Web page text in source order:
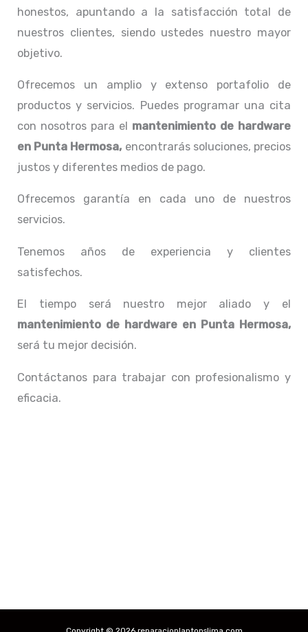
honestos, apuntando a la satisfacción total de
nuestros clientes, siendo ustedes nuestro mayor
objetivo.
Ofrecemos un amplio y extenso portafolio de
productos y servicios. Puedes programar una cita
con nosotros para el mantenimiento de hardware
en Punta Hermosa, encontrarás soluciones, precios
justos y diferentes medios de pago.
Ofrecemos garantía en cada uno de nuestros
servicios.
Tenemos años de experiencia y clientes
satisfechos.
El tiempo será nuestro mejor aliado y el
mantenimiento de hardware en Punta Hermosa,
será tu mejor decisión.
Contáctanos para trabajar con profesionalismo y
eficacia.